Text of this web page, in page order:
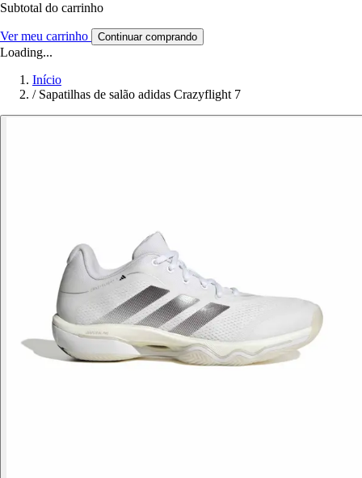
Subtotal do carrinho
Ver meu carrinho Continuar comprando
Loading...
Início
/ Sapatilhas de salão adidas Crazyflight 7